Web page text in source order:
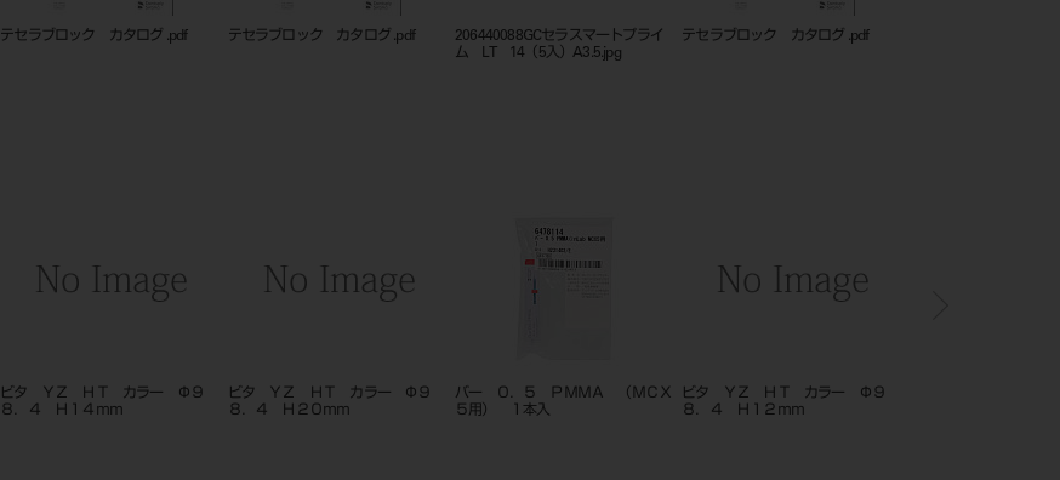
テセラブロック カタログ .pdf テセラブロック カタログ .pdf
206440088GCセラスマートプライ
ム LT 14（5入）A3.5.jpg
テセラブロック カタログ .pdf
ビタ ＹＺ ＨＴ カラー Φ９
８．４ Ｈ１４ｍｍ
ビタ ＹＺ ＨＴ カラー Φ９
８．４ Ｈ２０ｍｍ
バー ０．５ ＰＭＭＡ （ＭＣＸ
５用） １本入
ビタ ＹＺ ＨＴ カラー Φ９
８．４ Ｈ１２ｍｍ